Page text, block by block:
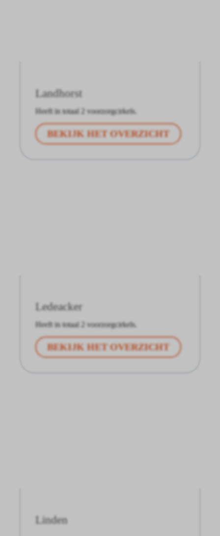
Landhorst
Heeft in totaal 2 voorzorgcirkels.
BEKIJK HET OVERZICHT
Ledeacker
Heeft in totaal 2 voorzorgcirkels.
BEKIJK HET OVERZICHT
Linden